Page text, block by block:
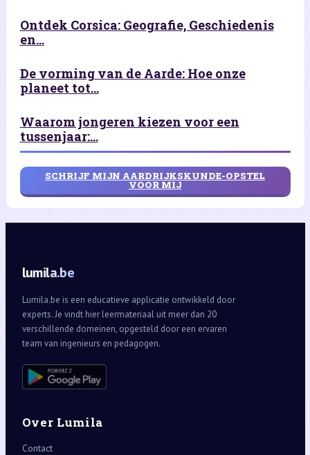
Ontdek Corsica: Geografie, Geschiedenis
en...
De vorming van de Aarde: Hoe onze
planeet tot...
Waarom jongeren kiezen voor een
tussenjaar:...
SCHRIJF MIJN AARDRIJKSKUNDE-OPSTEL
VOOR MIJ
lumila.be
Lumila.be is een educatieve applicatie ontwikkeld door
experts. Je vindt hier leermateriaal uit meer dan 20
verschillende domeinen, opgesteld door een ervaren
team van ingenieurs en pedagogen.
Over Lumila
Contact